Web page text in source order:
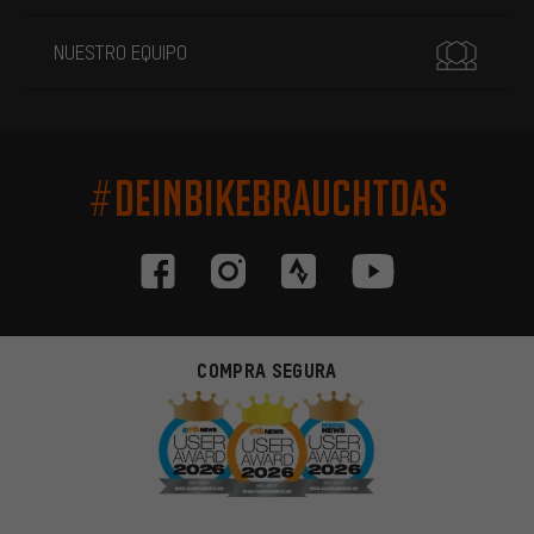
NUESTRO EQUIPO
#DEINBIKEBRAUCHTDAS
COMPRA SEGURA